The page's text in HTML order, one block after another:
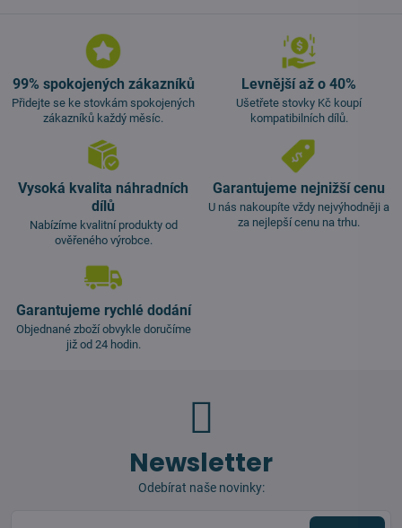
99% spokojených zákazníků
Přidejte se ke stovkám spokojených
zákazníků každý měsíc.
Levnější až o 40%
Ušetřete stovky Kč koupí
kompatibilních dílů.
Vysoká kvalita náhradních
dílů
Nabízíme kvalitní produkty od
ověřeného výrobce.
Garantujeme nejnižší cenu
U nás nakoupíte vždy nejvýhodněji a
za nejlepší cenu na trhu.
Garantujeme rychlé dodání
Objednané zboží obvykle doručíme
již od 24 hodin.
Newsletter
Odebírat naše novinky: